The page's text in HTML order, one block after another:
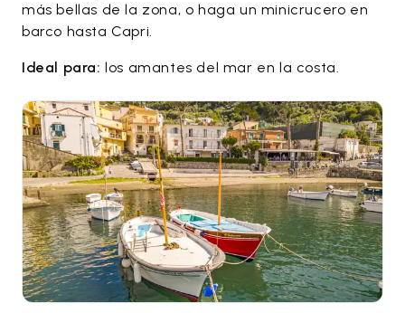
más bellas de la zona, o haga un minicrucero en
barco hasta Capri.
Ideal para: los amantes del mar en la costa.